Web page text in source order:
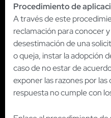
Procedimiento de
A través de este
reclamación para conocer
desestimación de una
o queja, instar la adopción
caso de no estar de
exponer las razones por
respuesta no cumple con